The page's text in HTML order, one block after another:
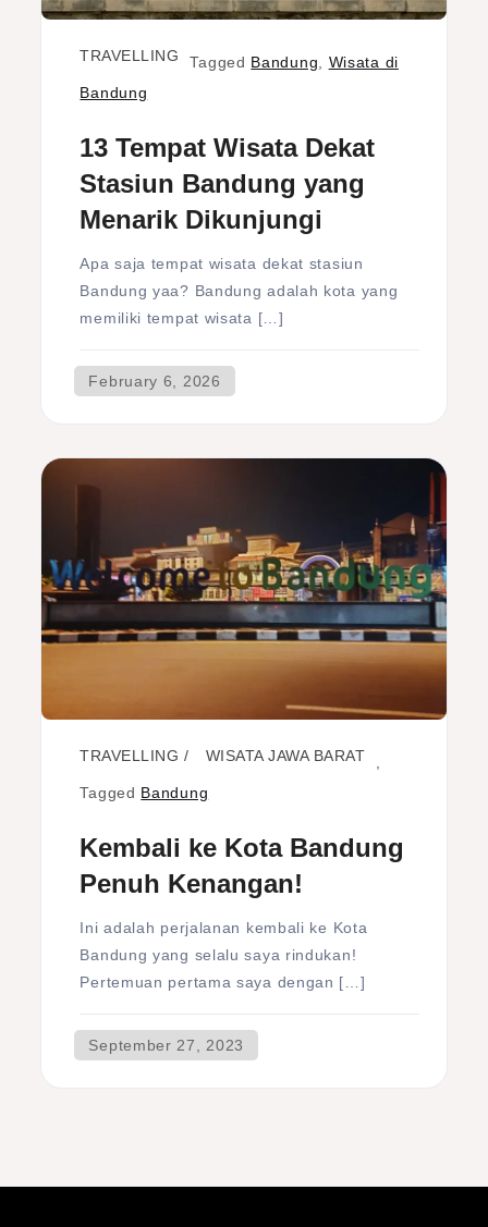
TRAVELLING Tagged Bandung
Wisata di
Bandung
13 Tempat Wisata Dekat
Stasiun Bandung yang
Menarik Dikunjungi
Apa saja tempat wisata dekat stasiun
Bandung yaa? Bandung adalah kota yang
memiliki tempat wisata […]
TRAVELLING WISATA JAWA BARAT
Tagged Bandung
Kembali ke Kota Bandung
Penuh Kenangan!
Ini adalah perjalanan kembali ke Kota
Bandung yang selalu saya rindukan!
Pertemuan pertama saya dengan […]